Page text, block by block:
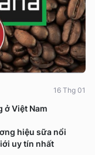
ở Việt Nam
16 Thg 01
hiệu sữa nổi
uy tín nhất